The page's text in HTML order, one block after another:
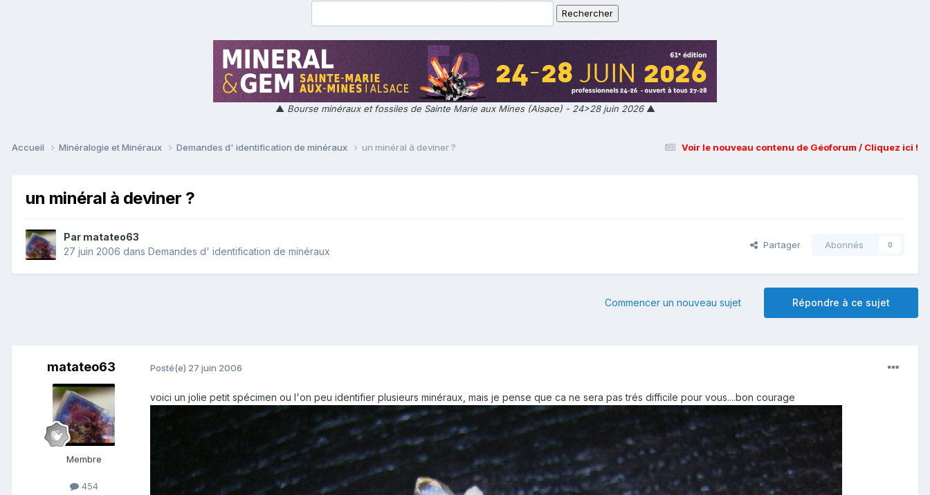
▲ Bourse minéraux et fossiles de Sainte Marie aux Mines (Alsace) - 24>28 juin 2026▲
Voir le nouveau contenu de Géoforum / Cliquez ici !
Accueil Minéralogie et Minéraux Demandes d' identification de minéraux un minéral à deviner ?
un minéral à deviner ?
Par matateo63
27 juin 2006 dans Demandes d' identification de minéraux
Partager Abonnés 0
Répondre à ce sujet
Commencer un nouveau sujet
matateo63
Membre
454
Posté(e) 27 juin 2006
voici un jolie petit spécimen ou l'on peu identifier plusieurs minéraux, mais je pense que ca ne sera pas trés difficile pour vous....bon courage